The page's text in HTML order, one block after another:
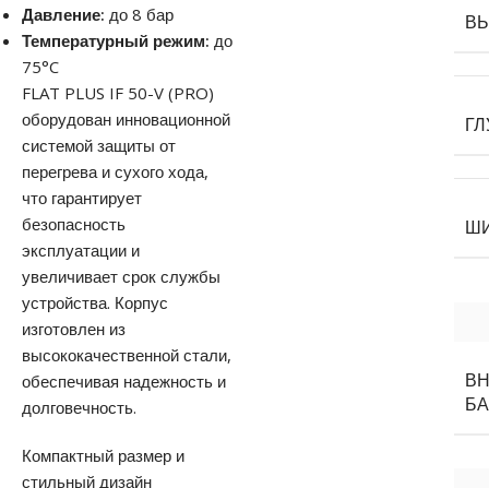
Давление: до 8 бар
Температурный режим: до
75°C
FLAT PLUS IF 50-V (PRO)
оборудован инновационной
системой защиты от
перегрева и сухого хода,
что гарантирует
безопасность
эксплуатации и
увеличивает срок службы
устройства. Корпус
изготовлен из
высококачественной стали,
обеспечивая надежность и
долговечность.
Компактный размер и
стильный дизайн